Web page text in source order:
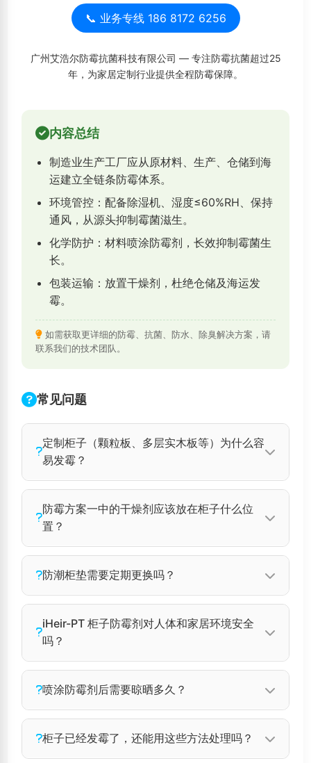
📞 业务专线 186 8172 6256
广州艾浩尔防霉抗菌科技有限公司 — 专注防霉抗菌超过25
年，为家居定制行业提供全程防霉保障。
内容总结
制造业生产工厂应从原材料、生产、仓储到海
运建立全链条防霉体系。
环境管控：配备除湿机、湿度≤60%RH、保持
通风，从源头抑制霉菌滋生。
化学防护：材料喷涂防霉剂，长效抑制霉菌生
长。
包装运输：放置干燥剂，杜绝仓储及海运发
霉。
如需获取更详细的防霉、抗菌、防水、除臭解决方案，请
联系我们的技术团队。
常见问题
定制柜子（颗粒板、多层实木板等）为什么容
易发霉？
板材本身含有淀粉、胶黏剂等有机物，且多孔结
构易吸潮。在梅雨季节或通风不良的环境中，板
材内部湿度升高，霉菌孢子便会繁殖，尤其在封
防霉方案一中的干燥剂应该放在柜子什么位
置？
建议将 Power Dryer 干燥剂放置在柜子角落、
背板附近或抽屉内部，这些位置空气流通较差，
间放置一包50-100g干燥剂即可。
防潮柜垫需要定期更换吗？
需要。防潮柜垫吸湿饱和后效果会下降，建议每
3-6个月检查一次，若感觉明显潮湿或变色，应
及时更换。在梅雨季节可缩短更换周期。
iHeir-PT 柜子防霉剂对人体和家居环境安全
吗？
安全。iHeir-PT 符合环保标准，无甲醛、无重金
属，喷涂干燥后形成物理防霉层，不挥发有害物
子。
喷涂防霉剂后需要晾晒多久？
喷涂后建议自然晾干至少30分钟，或用吹风机冷
风档吹干表面。确保完全干燥后再放置物品，以
柜子已经发霉了，还能用这些方法处理吗？